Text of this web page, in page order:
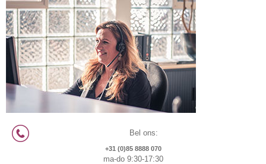
Bel ons:
+31 (0)85 8888 070
ma-do 9:30-17:30